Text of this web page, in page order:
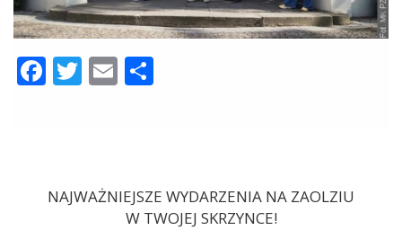
Facebook
Twitter
Email
NAJWAŻNIEJSZE WYDARZENIA NA ZAOLZIU
W TWOJEJ SKRZYNCE!